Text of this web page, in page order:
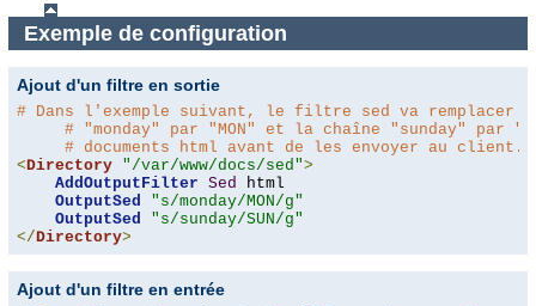
Exemple de configuration
Ajout d'un filtre en sortie
# Dans l'exemple suivant, le filtre sed va remplacer
# "monday" par "MON" et la chaîne "sunday" par
# documents html avant de les envoyer au client.
<Directory "/var/www/docs/sed">
AddOutputFilter Sed html
OutputSed
"s/monday/MON/g"
OutputSed
"s/sunday/SUN/g"
</Directory>
Ajout d'un filtre en entrée